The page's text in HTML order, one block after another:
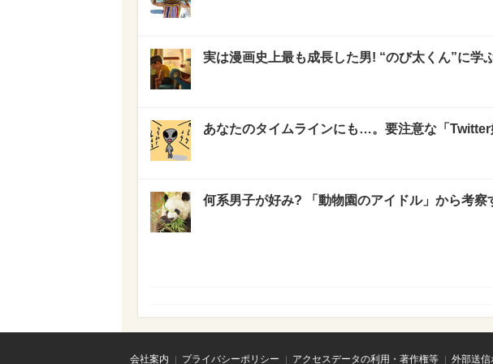
実は漫画史上最も成長した男! “のび太くん”に学
あなたのタイムラインにも…。要注意な「
何系男子が好み? 「動物園のアイドル」から考
会社案内 プライバシーポリシー アクセスデータの利用・著作権等 外部送信